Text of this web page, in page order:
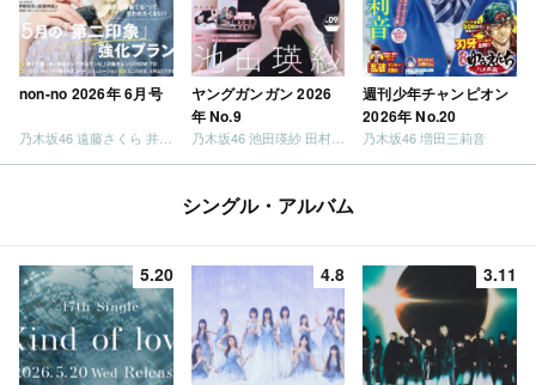
non-no 2026年 6月号
ヤングガンガン 2026
年 No.9
乃木坂46 池田瑛紗 田村真佑
週刊少年チャンピオン
2026年 No.20
乃木坂46 増田三莉音
シングル・アルバム
5.20 4.8 3.11